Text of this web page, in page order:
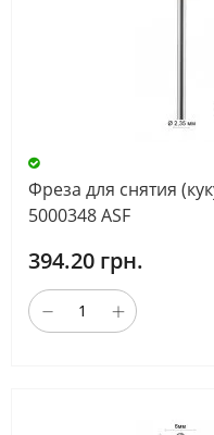
Фреза для снятия
5000348 ASF
394.20 грн.